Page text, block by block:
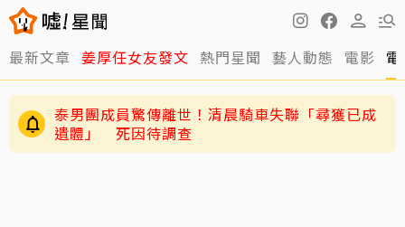
最新文章 姜厚任女友發文 熱門星聞 藝人動態 電影
泰男團成員驚傳離世！清晨騎車失聯「尋獲已成
遺體」 死因待調查